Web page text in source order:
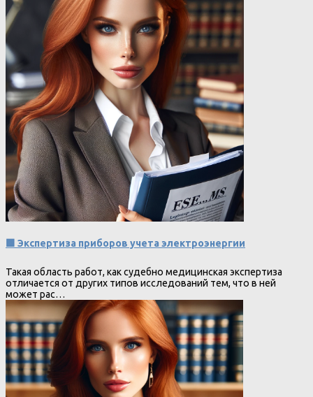
🟩 Экспертиза приборов учета электроэнергии
Такая область работ, как судебно медицинская экспертиза
отличается от других типов исследований тем, что в ней
может рас…